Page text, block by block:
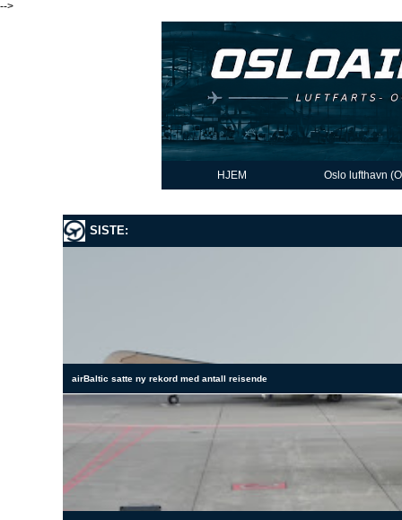
-->
HJEM Oslo lufthavn
SISTE:
airBaltic satte ny rekord med antall reisende